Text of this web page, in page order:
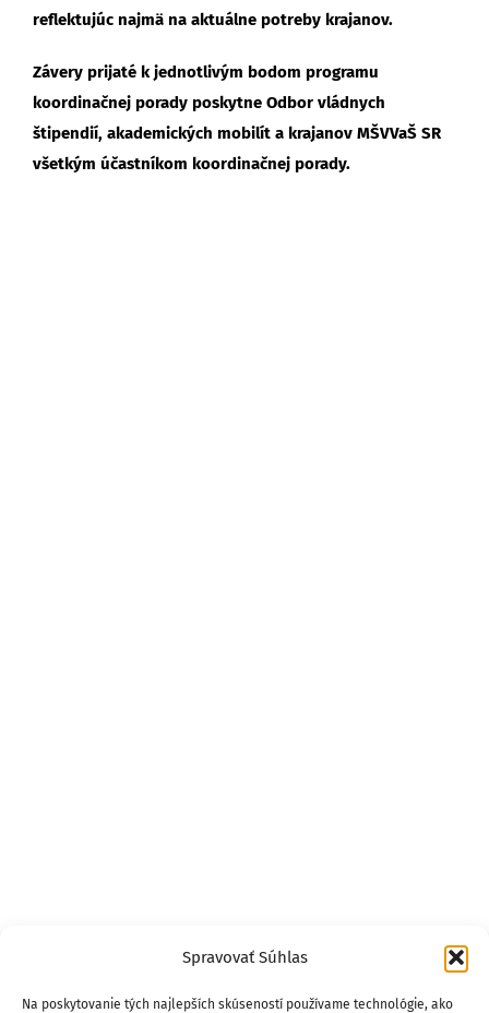
Spravovať Súhlas
Na poskytovanie tých najlepších skúseností používame technológie, ako
reflektujúc najmä na aktuálne potreby krajanov.
Závery prijaté k jednotlivým bodom programu
koordinačnej porady poskytne Odbor vládnych
štipendií, akademických mobilít a krajanov MŠVVaŠ SR
všetkým účastníkom koordinačnej porady.